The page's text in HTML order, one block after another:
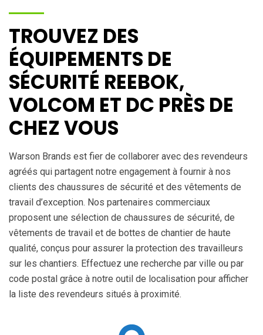
TROUVEZ DES
ÉQUIPEMENTS DE
SÉCURITÉ REEBOK,
VOLCOM ET DC PRÈS DE
CHEZ VOUS
Warson Brands est fier de collaborer avec des revendeurs
agréés qui partagent notre engagement à fournir à nos
clients des chaussures de sécurité et des vêtements de
travail d’exception. Nos partenaires commerciaux
proposent une sélection de chaussures de sécurité, de
vêtements de travail et de bottes de chantier de haute
qualité, conçus pour assurer la protection des travailleurs
sur les chantiers. Effectuez une recherche par ville ou par
code postal grâce à notre outil de localisation pour afficher
la liste des revendeurs situés à proximité.